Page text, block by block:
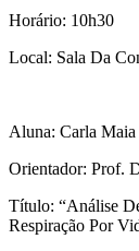
Horário: 10h30
Local: Sala Da
Aluna: Carla
Orientador: Prof.
Título: “Análise
Respiração Por